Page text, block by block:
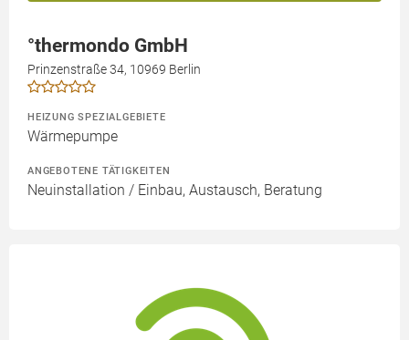
°thermondo GmbH
Prinzenstraße 34, 10969 Berlin
HEIZUNG SPEZIALGEBIETE
Wärmepumpe
ANGEBOTENE TÄTIGKEITEN
Neuinstallation / Einbau, Austausch, Beratung